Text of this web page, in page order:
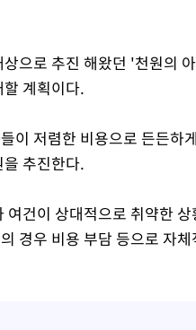
으로 추진 해왔던 '천원의
계획이다.
이 저렴한 비용으로 든든하
추진한다.
여건이 상대적으로 취약한
경우 비용 부담 등으로 자